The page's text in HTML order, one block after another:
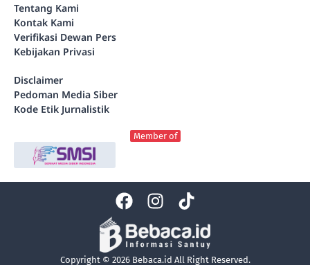
Tentang Kami
Kontak Kami
Verifikasi Dewan Pers
Kebijakan Privasi
Disclaimer
Pedoman Media Siber
Kode Etik Jurnalistik
Member of
Copyright © 2026 Bebaca.id All Right Reserved.